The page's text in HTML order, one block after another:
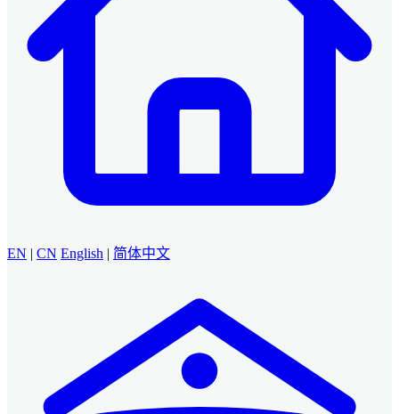
EN | CN English | 简体中文